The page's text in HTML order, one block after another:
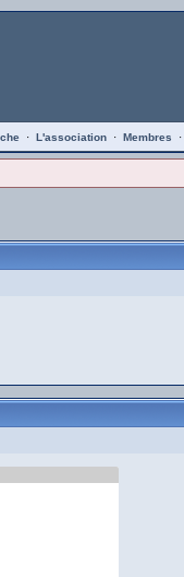
· L'association · Membres ·